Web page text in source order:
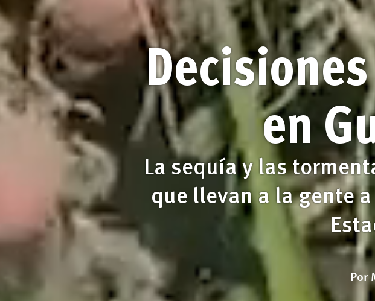
en
La sequía y las
que llevan a la gente
Por